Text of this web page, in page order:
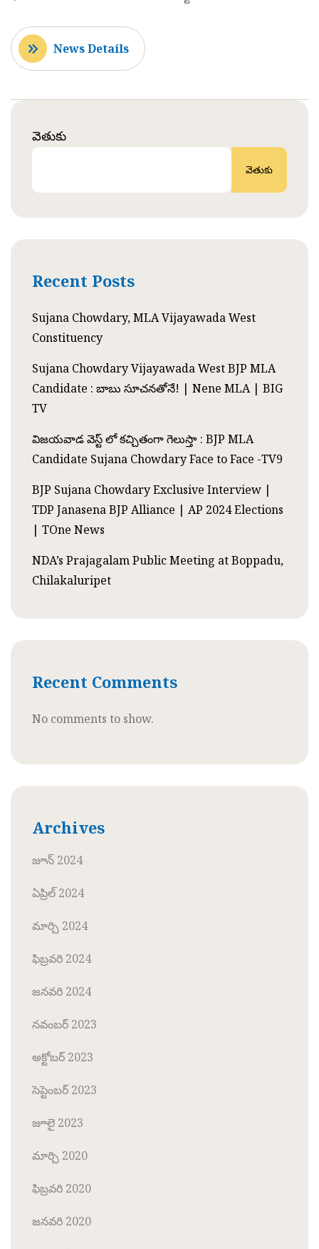
News Details
వెతుకు
వెతుకు
Recent Posts
Sujana Chowdary, MLA Vijayawada West
Constituency
Sujana Chowdary Vijayawada West BJP MLA
Candidate : బాబు సూచనతోనే! | Nene MLA | BIG
TV
విజయవాడ వెస్ట్ లో కచ్చితంగా గెలుస్తా : BJP MLA
Candidate Sujana Chowdary Face to Face -TV9
BJP Sujana Chowdary Exclusive Interview |
TDP Janasena BJP Alliance | AP 2024 Elections
| TOne News
NDA’s Prajagalam Public Meeting at Boppadu,
Chilakaluripet
Recent Comments
No comments to show.
Archives
జూన్ 2024
ఏప్రిల్ 2024
మార్చి 2024
ఫిబ్రవరి 2024
జనవరి 2024
నవంబర్ 2023
అక్టోబర్ 2023
సెప్టెంబర్ 2023
జూలై 2023
మార్చి 2020
ఫిబ్రవరి 2020
జనవరి 2020